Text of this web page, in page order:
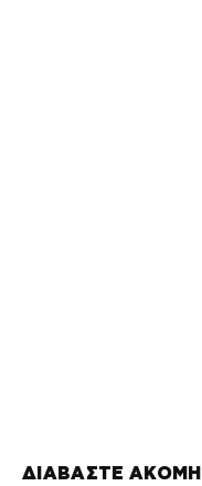
ΔΙΑΒΑΣΤΕ ΑΚΟΜΗ